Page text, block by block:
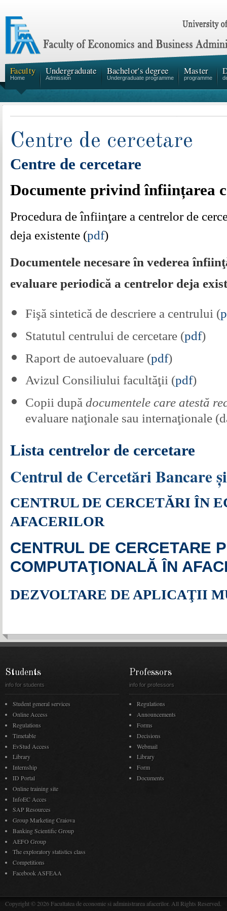
Faculty
Home
Undergraduate
Admission
Bachelor's degree
Undergraduate programme
Master
programme
Centre de cercetare
Centre de cercetare
Documente privind înființarea
Procedura de înfiinţare a centrelor de
deja existente (pdf)
Documentele necesare în vederea
evaluare periodică a centrelor deja
Fişă sintetică de descriere a centrului (
Statutul centrului de cercetare (pdf)
Raport de autoevaluare (pdf)
Avizul Consiliului facultăţii (pdf)
Copii după documentele care atestă
evaluare naţionale sau internaţionale
Lista centrelor de cercetare
Centrul de Cercetări Bancare
CENTRUL DE CERCETĂRI ÎN
AFACERILOR
CENTRUL DE CERCETARE
COMPUTAŢIONALĂ ÎN
DEZVOLTARE DE APLICAŢII
Students
info for students
Student general services
Online Access
Regulations
Timetable
EvStud Access
Library
Internship
ID Portal
Online training site
InfoEC Acces
SAP Resources
Group Marketing Craiova
Banking Scientific Group
AEFO Group
The exploratory statistics class
Competitions
Facebook ASFEAA
Professors
info for professors
Regulations
Announcements
Forms
Decisions
Webmail
Library
Form
Documents
Copyright © 2026 Facultatea de economie si administrarea afacerilor. All Rights Reserved.